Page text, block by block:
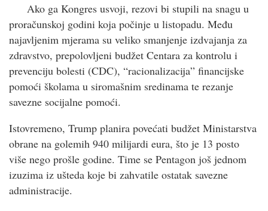
Ako ga Kongres usvoji, rezovi bi stupili na snagu u
proračunskoj godini koja počinje u listopadu. Među
najavljenim mjerama su veliko smanjenje izdvajanja za
zdravstvo, prepolovljeni budžet Centara za kontrolu i
prevenciju bolesti (CDC), “racionalizacija” financijske
pomoći školama u siromašnim sredinama te rezanje
savezne socijalne pomoći.
Istovremeno, Trump planira povećati budžet Ministarstva
obrane na golemih 940 milijardi eura, što je 13 posto
više nego prošle godine. Time se Pentagon još jednom
izuzima iz ušteda koje bi zahvatile ostatak savezne
administracije.